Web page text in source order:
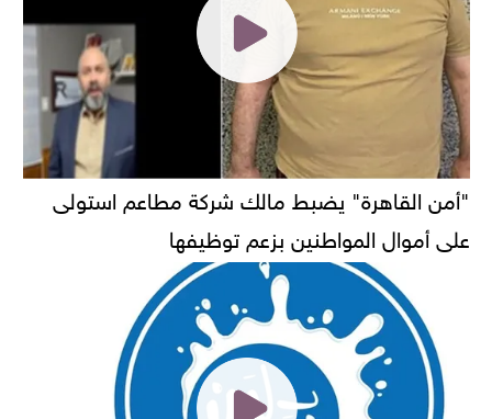
"أمن القاهرة" يضبط مالك شركة مطاعم استولى
على أموال المواطنين بزعم توظيفها